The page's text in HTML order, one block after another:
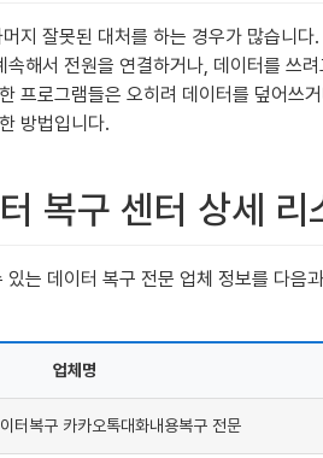
지 잘못된 대처를 하는 경우가 많습니
해서 전원을 연결하거나, 데이터를 쓰
프로그램들은 오히려 데이터를 덮어
방법입니다.
복구 센터 상세 리
는 데이터 복구 전문 업체 정보를 다
업체명
터복구 카카오톡대화내용복구 전문